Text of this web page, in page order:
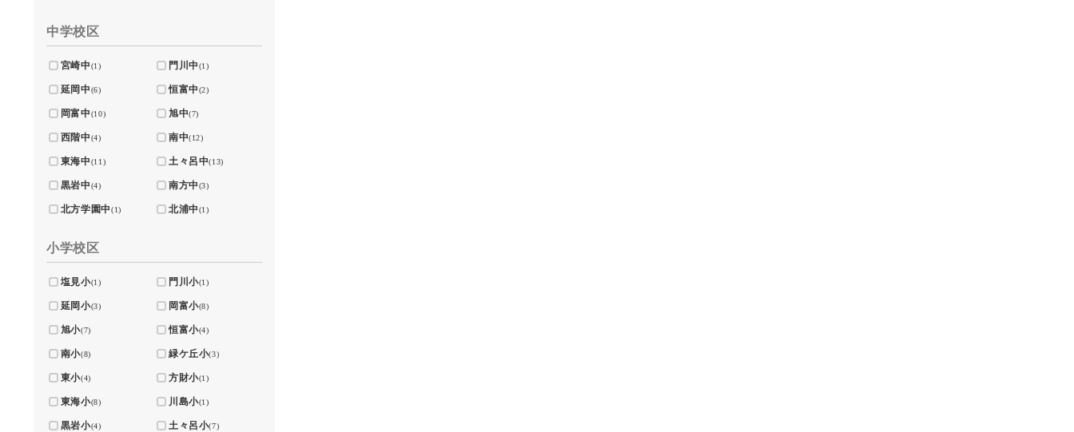
中学校区
宮崎中(1) 門川中(1)
延岡中(6) 恒富中(2)
岡富中(10) 旭中(7)
西階中(4) 南中(12)
東海中(11) 土々呂中(13)
黒岩中(4) 南方中(3)
北方学園中(1) 北浦中(1)
小学校区
塩見小(1) 門川小(1)
延岡小(3) 岡富小(8)
旭小(7) 恒富小(4)
南小(8) 緑ケ丘小(3)
東小(4) 方財小(1)
東海小(8) 川島小(1)
黒岩小(4) 土々呂小(7)